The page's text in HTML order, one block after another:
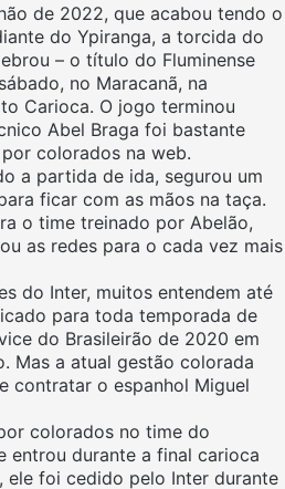
de 2022, que acabou tendo o
do Ypiranga, a torcida do
– o título do Fluminense
no Maracanã, na
Carioca. O jogo terminou
Abel Braga foi bastante
colorados na web.
a partida de ida, segurou um
ficar com as mãos na taça.
o time treinado por Abelão,
as redes para o cada vez mais
do Inter, muitos entendem até
para toda temporada de
do Brasileirão de 2020 em
Mas a atual gestão colorada
contratar o espanhol Miguel
colorados no time do
entrou durante a final carioca
ele foi cedido pelo Inter durante